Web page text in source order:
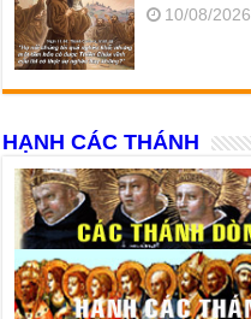
10/08/2026
HẠNH CÁC THÁNH